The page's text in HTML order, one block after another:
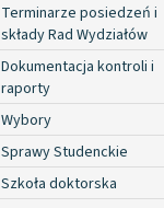
Terminarze posiedzeń i
składy Rad Wydziałów
Dokumentacja kontroli i
raporty
Wybory
Sprawy Studenckie
Szkoła doktorska